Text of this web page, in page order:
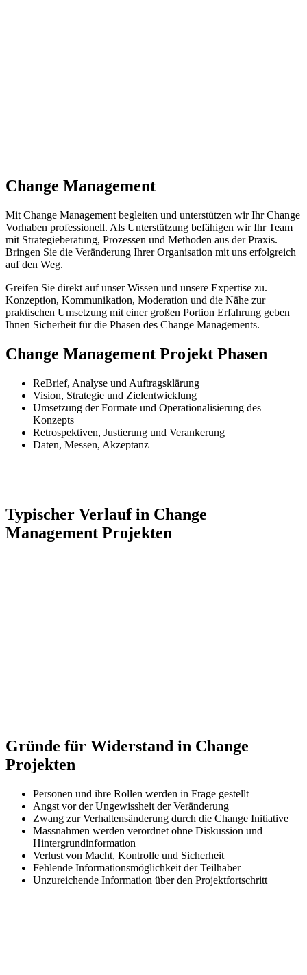
Change Management
Mit Change Management begleiten und unterstützen wir Ihr Change
Vorhaben professionell. Als Unterstützung befähigen wir Ihr Team
mit Strategieberatung, Prozessen und Methoden aus der Praxis.
Bringen Sie die Veränderung Ihrer Organisation mit uns erfolgreich
auf den Weg.
Greifen Sie direkt auf unser Wissen und unsere Expertise zu.
Konzeption, Kommunikation, Moderation und die Nähe zur
praktischen Umsetzung mit einer großen Portion Erfahrung geben
Ihnen Sicherheit für die Phasen des Change Managements.
Change Management Projekt Phasen
ReBrief, Analyse und Auftragsklärung
Vision, Strategie und Zielentwicklung
Umsetzung der Formate und Operationalisierung des
Konzepts
Retrospektiven, Justierung und Verankerung
Daten, Messen, Akzeptanz
Typischer Verlauf in Change
Management Projekten
Gründe für Widerstand in Change
Projekten
Personen und ihre Rollen werden in Frage gestellt
Angst vor der Ungewissheit der Veränderung
Zwang zur Verhaltensänderung durch die Change Initiative
Massnahmen werden verordnet ohne Diskussion und
Hintergrundinformation
Verlust von Macht, Kontrolle und Sicherheit
Fehlende Informationsmöglichkeit der Teilhaber
Unzureichende Information über den Projektfortschritt